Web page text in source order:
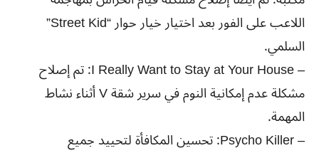
اللاعب على الفور بعد اختيار خيار حوار “Street Kid”
السلمي.
– I Really Want to Stay at Your House: تم إصلاح
مشكلة عدم إمكانية النوم في سرير شقة V أثناء نشاط
المهمة.
– Psycho Killer: تحسين المكافأة لتحييد جميع